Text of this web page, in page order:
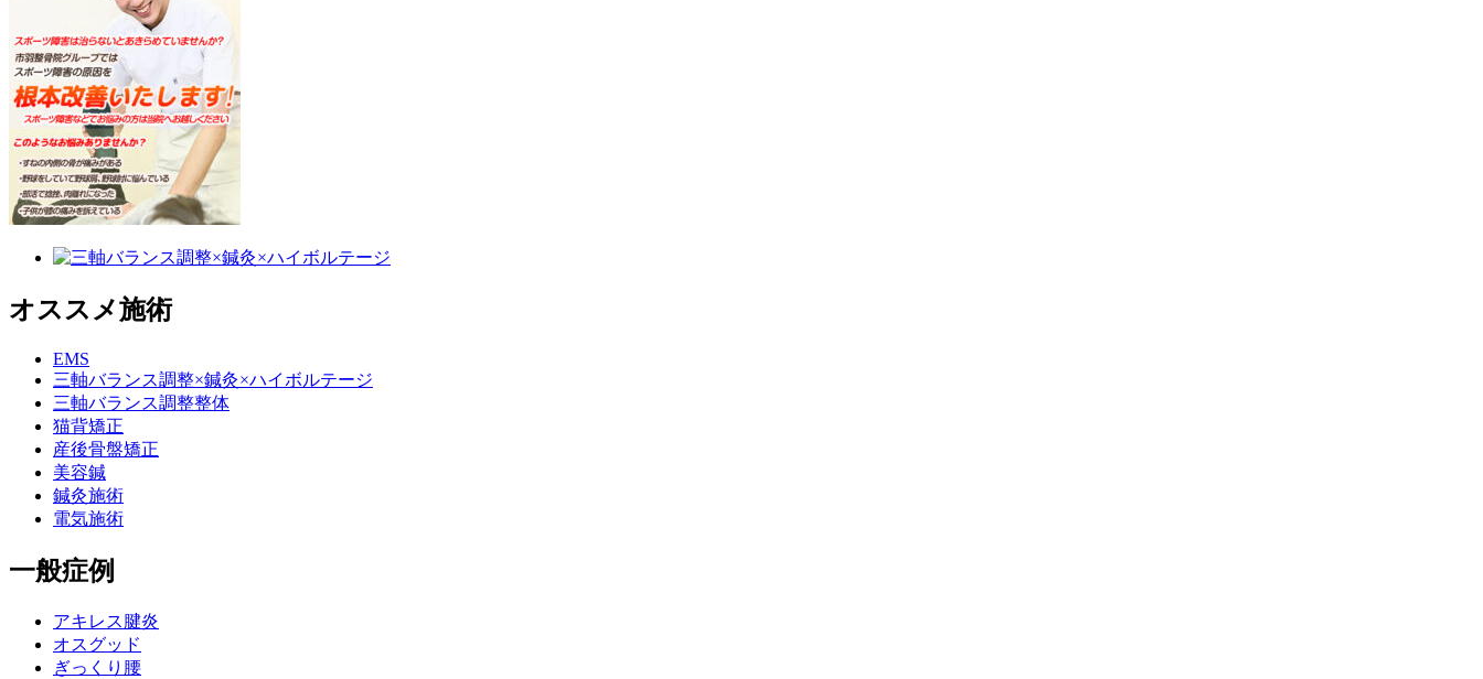
オススメ施術
EMS
三軸バランス調整×鍼灸×ハイボルテージ
三軸バランス調整整体
猫背矯正
産後骨盤矯正
美容鍼
鍼灸施術
電気施術
一般症例
アキレス腱炎
オスグッド
ぎっくり腰